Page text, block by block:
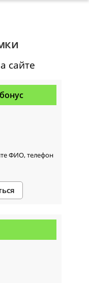
сайте
ФИО, телефон